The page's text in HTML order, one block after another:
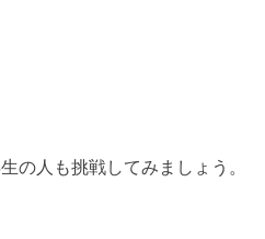
の人も挑戦してみましょう。